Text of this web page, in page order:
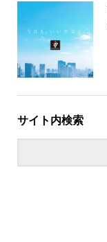
サイト内検索